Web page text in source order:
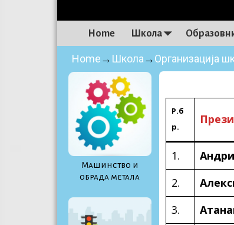
Home Школа
Home→ Школа→Организација
Р.б
р.
1.
2.
3.
Maшинство и
обрада метала